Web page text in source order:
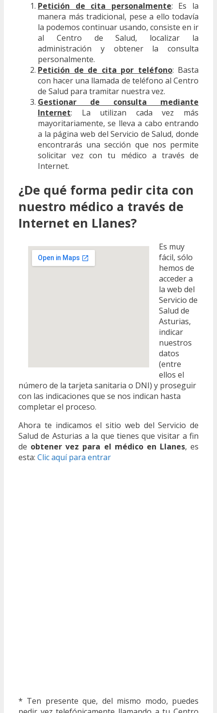
Petición de cita personalmente: Es la
manera más tradicional, pese a ello todavía
la podemos continuar usando, consiste en ir
al Centro de Salud, localizar la
administración y obtener la consulta
personalmente.
Petición de de cita por teléfono: Basta
con hacer una llamada de teléfono al Centro
de Salud para tramitar nuestra vez.
Gestionar de consulta mediante
Internet: La utilizan cada vez más
mayoritariamente, se lleva a cabo entrando
a la página web del Servicio de Salud, donde
encontrarás una sección que nos permite
solicitar vez con tu médico a través de
Internet.
¿De qué forma pedir cita con
nuestro médico a través de
Internet en Llanes?
Es muy
fácil, sólo
hemos de
acceder a
la web del
Servicio de
Salud de
Asturias,
indicar
nuestros
datos
(entre
ellos el
número de la tarjeta sanitaria o DNI) y proseguir
con las indicaciones que se nos indican hasta
completar el proceso.
Ahora te indicamos el sitio web del Servicio de
Salud de Asturias a la que tienes que visitar a fin
de obtener vez para el médico en Llanes, es
esta: Clic aquí para entrar
* Ten presente que, del mismo modo, puedes